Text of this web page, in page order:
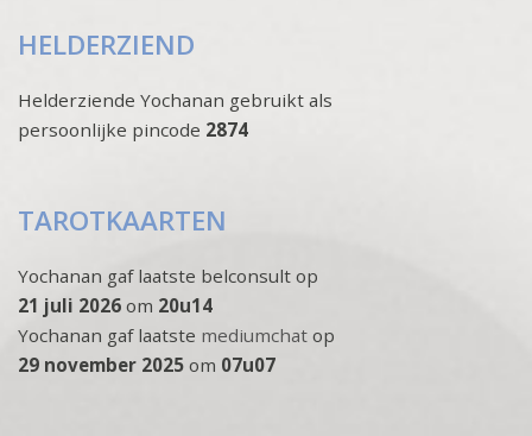
HELDERZIEND
Helderziende Yochanan gebruikt als
persoonlijke pincode 2874
TAROTKAARTEN
Yochanan gaf laatste belconsult op
21 juli 2026 om 20u14
Yochanan gaf laatste mediumchat op
29 november 2025 om 07u07